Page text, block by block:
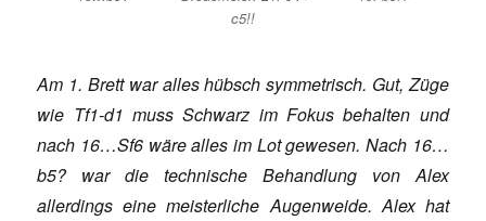
c5!!
Am 1. Brett war alles hübsch symmetrisch. Gut, Züge
wie Tf1-d1 muss Schwarz im Fokus behalten und
nach 16…Sf6 wäre alles im Lot gewesen. Nach 16…
b5? war die technische Behandlung von Alex
allerdings eine meisterliche Augenweide. Alex hat